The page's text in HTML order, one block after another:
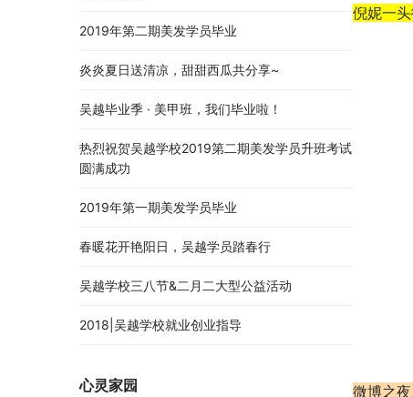
倪妮一
微博之
2019年第二期美发学员毕业
炎炎夏日送清凉，甜甜西瓜共分享~
吴越毕业季 · 美甲班，我们毕业啦！
热烈祝贺吴越学校2019第二期美发学员升班考试
圆满成功
2019年第一期美发学员毕业
春暖花开艳阳日，吴越学员踏春行
吴越学校三八节&二月二大型公益活动
2018|吴越学校就业创业指导
心灵家园